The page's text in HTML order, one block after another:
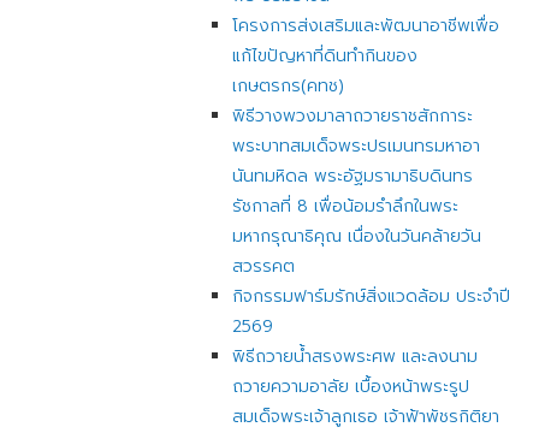
โครงการส่งเสริมและพัฒนาอาชีพเพื่อ
แก้ไขปัญหาที่ดินทำกินของ
เกษตรกร(คทช)
พิธีวางพวงมาลาถวายราชสักการะ
พระบาทสมเด็จพระปรเมนทรมหาอา
นันทมหิดล พระอัฐมรามาธิบดินทร
รัชกาลที่ 8 เพื่อน้อมรำลึกในพระ
มหากรุณาธิคุณ เนื่องในวันคล้ายวัน
สวรรคต
กิจกรรมฟาร์มรักษ์สิ่งแวดล้อม ประจำปี
2569
พิธีถวายน้ำสรงพระศพ และลงนาม
ถวายความอาลัย เบื้องหน้าพระรูป
สมเด็จพระเจ้าลูกเธอ เจ้าฟ้าพัชรกิติยา